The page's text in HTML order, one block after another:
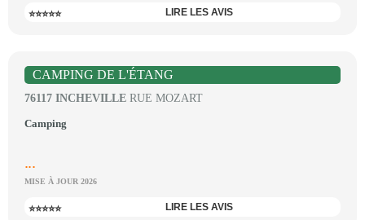
⭐⭐⭐⭐⭐ LIRE LES AVIS
CAMPING DE L'ÉTANG
76117 INCHEVILLE RUE MOZART
Camping
...
MISE À JOUR 2026
⭐⭐⭐⭐⭐ LIRE LES AVIS